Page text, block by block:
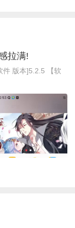
拉满!
件 版本]5.2.5 【软